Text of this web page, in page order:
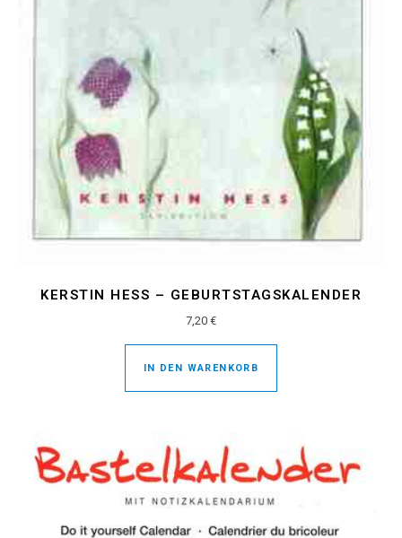
KERSTIN HESS – GEBURTSTAGSKALENDER
7,20 €
IN DEN WARENKORB